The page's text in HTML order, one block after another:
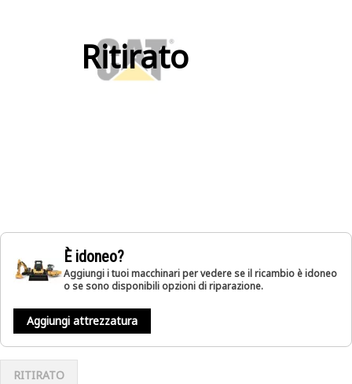
Ritirato
È idoneo?
Aggiungi i tuoi macchinari per vedere se il ricambio è idoneo
o se sono disponibili opzioni di riparazione.
Aggiungi attrezzatura
RITIRATO